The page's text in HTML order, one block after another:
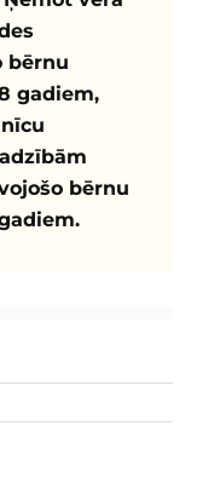
bērnu
gadiem,
bērnu